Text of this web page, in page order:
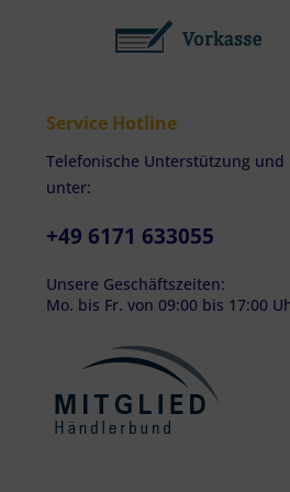
Service Hotline
Telefonische Unterstützung und
unter:
+49 6171 633055
Unsere Geschäftszeiten:
Mo. bis Fr. von 09:00 bis 17:00